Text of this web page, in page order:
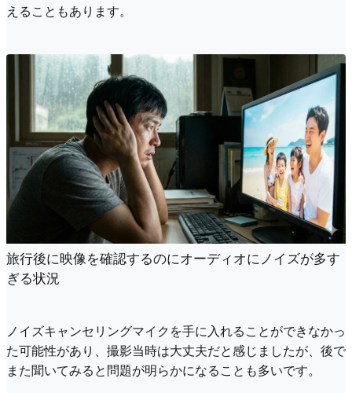
えることもあります。
旅行後に映像を確認するのにオーディオにノイズが多す
ぎる状況
ノイズキャンセリングマイクを手に入れることができなかっ
た可能性があり、撮影当時は大丈夫だと感じましたが、後で
また聞いてみると問題が明らかになることも多いです。